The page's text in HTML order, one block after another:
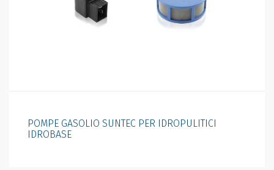
POMPE GASOLIO SUNTEC PER IDROPULITICI
IDROBASE